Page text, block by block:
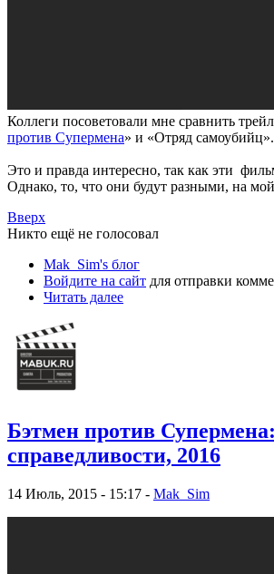
Коллеги посоветовали мне сравнить
против Супермена» и «Отряд самоубийц».
Это и правда интересно, так как эти
Однако, то, что они будут разными, на
Вверх
Никто ещё не голосовал
Mak_Sim's блог
Войдите на сайт для отправки
Читать далее
Бэтмен против
справедливости, 2016
14 Июль, 2015 - 15:17 - Mak_Sim